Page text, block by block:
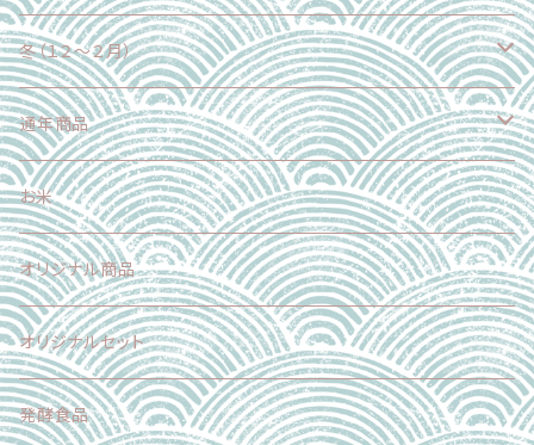
魚介類
加工食品
果物
魚介類
加工食品
野菜
果物
魚介類
加工食品
スイーツ
冬（１２～２月）
野菜
果物
魚介類
加工食品
スイーツ
通年商品
野菜
果物
魚介類
肉
お米
オリジナル商品
オリジナルセット
発酵食品